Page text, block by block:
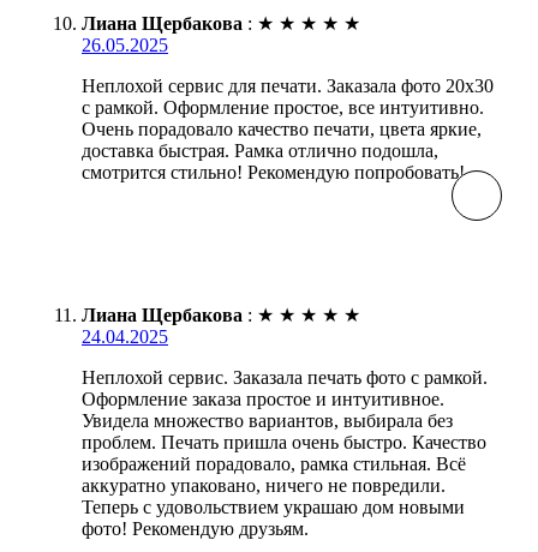
Лиана Щербакова : ★ ★ ★ ★ ★
26.05.2025
Неплохой сервис для печати. Заказала фото 20х30
с рамкой. Оформление простое, все интуитивно.
Очень порадовало качество печати, цвета яркие,
доставка быстрая. Рамка отлично подошла,
смотрится стильно! Рекомендую попробовать!
Лиана Щербакова : ★ ★ ★ ★ ★
24.04.2025
Неплохой сервис. Заказала печать фото с рамкой.
Оформление заказа простое и интуитивное.
Увидела множество вариантов, выбирала без
проблем. Печать пришла очень быстро. Качество
изображений порадовало, рамка стильная. Всё
аккуратно упаковано, ничего не повредили.
Теперь с удовольствием украшаю дом новыми
фото! Рекомендую друзьям.